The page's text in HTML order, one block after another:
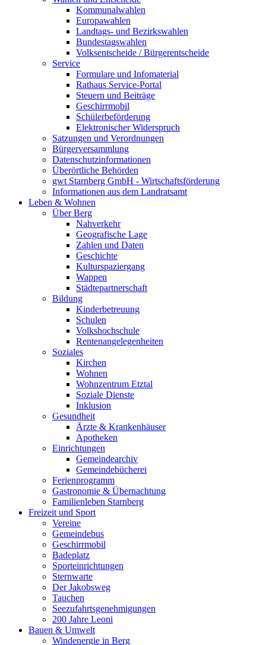
Kommunalwahlen
Europawahlen
Landtags- und Bezirkswahlen
Bundestagswahlen
Volksentscheide / Bürgerentscheide
Service
Formulare und Infomaterial
Rathaus Service-Portal
Steuern und Beiträge
Geschirrmobil
Schülerbeförderung
Elektronischer Widerspruch
Satzungen und Verordnungen
Bürgerversammlung
Datenschutzinformationen
Überörtliche Behörden
gwt Starnberg GmbH - Wirtschaftsförderung
Informationen aus dem Landratsamt
Leben & Wohnen
Über Berg
Nahverkehr
Geografische Lage
Zahlen und Daten
Geschichte
Kulturspaziergang
Wappen
Städtepartnerschaft
Bildung
Kinderbetreuung
Schulen
Volkshochschule
Rentenangelegenheiten
Soziales
Kirchen
Wohnen
Wohnzentrum Etztal
Soziale Dienste
Inklusion
Gesundheit
Ärzte & Krankenhäuser
Apotheken
Einrichtungen
Gemeindearchiv
Gemeindebücherei
Ferienprogramm
Gastronomie & Übernachtung
Familienleben Starnberg
Freizeit und Sport
Vereine
Gemeindebus
Geschirrmobil
Badeplatz
Sporteinrichtungen
Sternwarte
Der Jakobsweg
Tauchen
Seezufahrtsgenehmigungen
200 Jahre Leoni
Bauen & Umwelt
Windenergie in Berg